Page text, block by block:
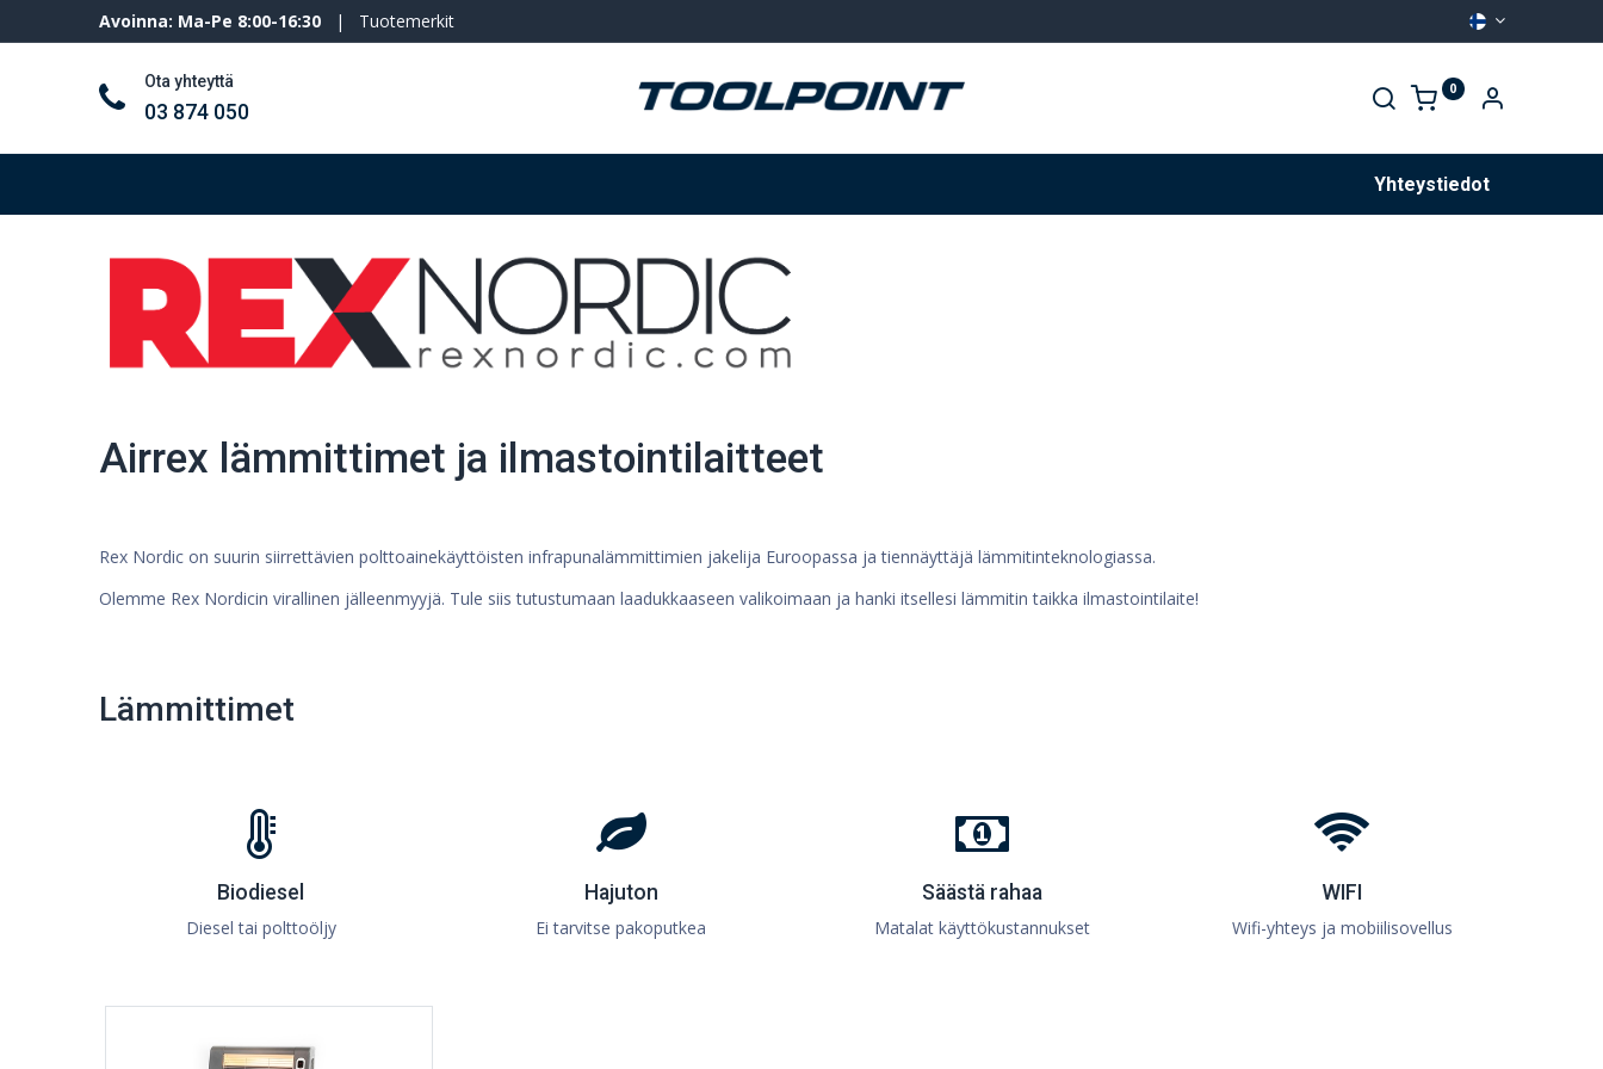
Avoinna: Ma-Pe 8:00-16:30 | Tuotemerkit
Ota yhteyttä
03 874 050
0
Yhteystiedot
Airrex lämmittimet ja ilmastointilaitteet
Rex Nordic on suurin siirrettävien polttoainekäyttöisten infrapunalämmittimien jakelija Euroopassa ja tiennäyttäjä lämmitinteknologiassa.
Olemme Rex Nordicin virallinen jälleenmyyjä. Tule siis tutustumaan laadukkaaseen valikoimaan ja hanki itsellesi lämmitin taikka ilmastointilaite!
Lämmittimet
Biodiesel
Diesel tai polttoöljy
Hajuton
Ei tarvitse pakoputkea
Säästä rahaa
Matalat käyttökustannukset
WIFI
Wifi-yhteys ja mobiilisovellus